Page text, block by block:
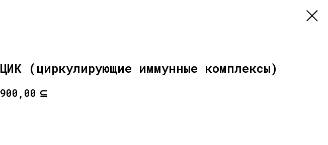
ЦИК (циркулирующие иммунные комплексы)
900,00 ⊆